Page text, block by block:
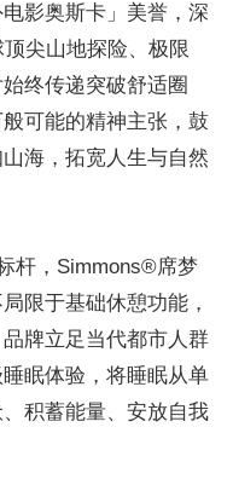
影奥斯卡」美誉，深
尖山地探险、极限
终传递突破舒适圈
可能的精神主张，鼓
海，拓宽人生与自然
杆，Simmons®席梦
限于基础休憩功能，
牌立足当代都市人群
眠体验，将睡眠从单
积蓄能量、安放自我